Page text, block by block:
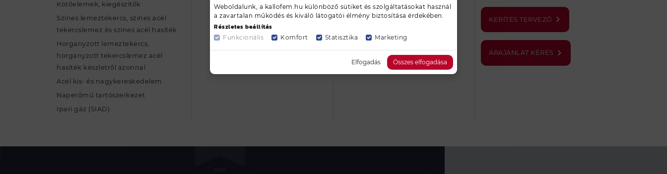
Kötőelemek, kiegészítők
Színes lemeztekercs, színes acél
tekercslemez és színes acél hasíték
Horganyzott lemeztekercs,
horganyzott tekercslemez acél
hasíték készletről azonnal
Acél kis- és nagykereskedelem
Naperőmű tartószerkezet
Ipari gáz (SIAD)
KERÍTÉS TERVEZŐ
ÁRAJÁNLAT KÉRÉS
Weboldalunk, a kallofem.hu különböző sütiket és szolgáltatásokat használ
a zavartalan működés és kiváló látogatói élmény biztosítása érdekében.
Részletes beállítás
Funkcionális Komfort Statisztika Marketing
Elfogadás Összes elfogadása